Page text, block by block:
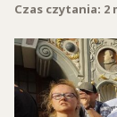
Czas czytania: 2